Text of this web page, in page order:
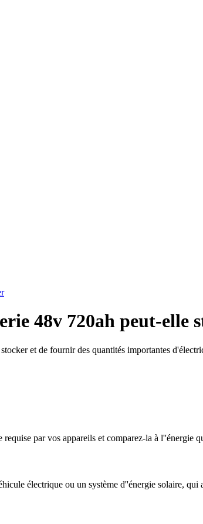
48v 720ah peut-elle
et de fournir des quantités importantes
par vos appareils et comparez-la à l''énergie
électrique ou un système d''énergie solaire,